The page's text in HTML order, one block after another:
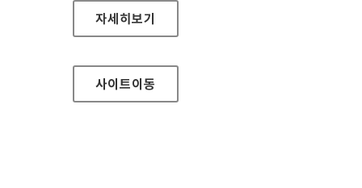
사서지원서비스
자세히보기
사이트이동